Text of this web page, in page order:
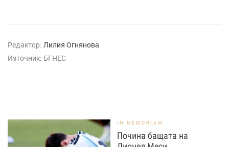
Редактор: Лилия Огнянова
Източник: БГНЕС
IN MEMORIAM
Почина бащата на